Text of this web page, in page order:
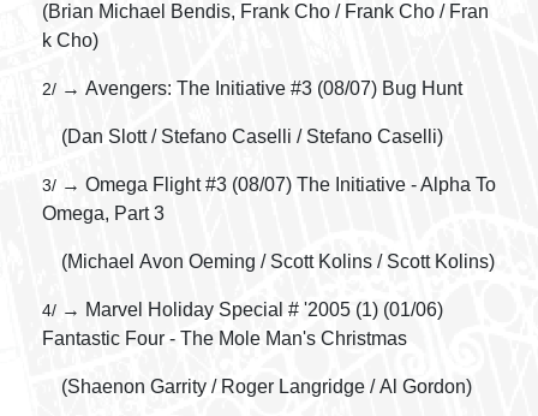
(Brian Michael Bendis, Frank Cho / Frank Cho / Fran
k Cho)
2/ → Avengers: The Initiative #3 (08/07) Bug Hunt
(Dan Slott / Stefano Caselli / Stefano Caselli)
3/ → Omega Flight #3 (08/07) The Initiative - Alpha To
Omega, Part 3
(Michael Avon Oeming / Scott Kolins / Scott Kolins)
4/ → Marvel Holiday Special # '2005 (1) (01/06)
Fantastic Four - The Mole Man's Christmas
(Shaenon Garrity / Roger Langridge / Al Gordon)